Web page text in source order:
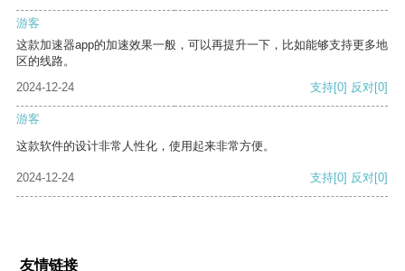
游客
这款加速器app的加速效果一般，可以再提升一下，比如能够支持更多地
区的线路。
2024-12-24
支持[0] 反对[0]
游客
这款软件的设计非常人性化，使用起来非常方便。
2024-12-24 支持[0] 反对[0]
友情链接